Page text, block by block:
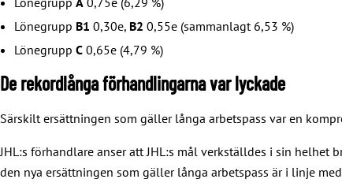
Lönegrupp B1 0,30e, B2 0,55e (sammanlagt 6,53 %)
Lönegrupp C 0,65e (4,79 %)
De rekordlånga förhandlingarna var lyckade
Särskilt ersättningen som gäller långa arbetspass var en
JHL:s förhandlare anser att JHL:s mål verkställdes i sin
den nya ersättningen som gäller långa arbetspass är i linje